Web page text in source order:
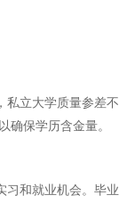
私立大学质量参差不
确保学历含金量。
习和就业机会。毕业